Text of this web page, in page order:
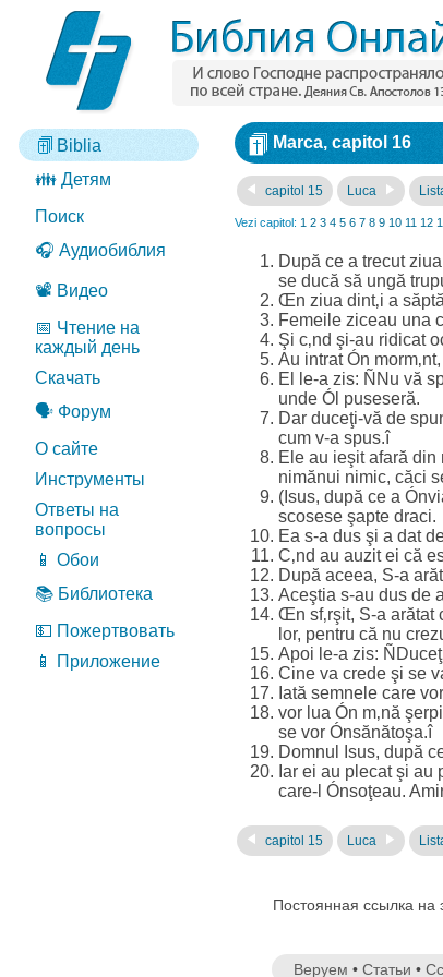
Biblia
👪 Детям
Поиск
🎧 Аудиобиблия
📽️ Видео
📅 Чтение на
каждый день
Скачать
🗣️ Форум
О сайте
Инструменты
Ответы на
вопросы
📱 Обои
📚 Библиотека
💵 Пожертвовать
📱 Приложение
Marca, capitol 16
capitol 15 Luca
Vezi capitol: 1 2 3 4 5 6 7 8 9 10 11 12
După ce a trecut
se ducă să ungă
Œn ziua dint‚i a
Femeile ziceau una
Şi c‚nd şi-au ridicat
Au intrat Ón
El le-a zis: ÑNu vă
unde Ól puseseră.
Dar duceţi-vă de
cum v-a spus.î
Ele au ieşit afară din
nimănui nimic, căci
(Isus, după ce a
scosese şapte draci.
Ea s-a dus şi a dat
C‚nd au auzit ei că
După aceea, S-a
Aceştia s-au dus de
Œn sf‚rşit, S-a arătat
lor, pentru că nu
Apoi le-a zis:
Cine va crede şi se
Iată semnele care
vor lua Ón m‚nă
se vor Ónsănătoşa.î
Domnul Isus, după
Iar ei au plecat şi au
care-l Ónsoţeau.
capitol 15 Luca
Постоянная ссылка на
Веруем • Статьи •